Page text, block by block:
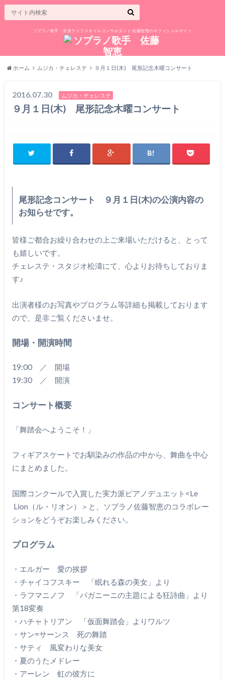
ソプラノ歌手・音楽ライフスタイルコンサルタント 佐藤智恵のオフィシャルサイト
ホーム ムジカ・チェレステ ９月１日(木) 尾形記念木曜コンサート
2016.07.30 ムジカ・チェレステ
９月１日(木) 尾形記念木曜コンサート
尾形記念コンサート ９月１日(木)の公演内容の
お知らせです。
皆様ご都合お繰り合わせの上ご来場いただけると、とって
も嬉しいです。
チェレステ・スタジオ松濤にて、心よりお待ちしておりま
す♪
出演者様のお写真やプログラム等詳細も掲載しております
ので、是非ご覧くださいませ。
開場・開演時間
19:00 ／ 開場
19:30 ／ 開演
コンサート概要
「舞踏会へようこそ！」
フィギアスケートでお馴染みの作品の中から、舞曲を中心
にまとめました。
国際コンクールで入賞した実力派ピアノデュエット<Le
Lion（ル・リオン）＞と、ソプラノ佐藤智恵のコラボレー
ションをどうぞお楽しみください。
プログラム
・エルガー 愛の挨拶
・チャイコフスキー 「眠れる森の美女」より
・ラフマニノフ 「パガニーニの主題による狂詩曲」より
第18変奏
・ハチャトリアン 「仮面舞踏会」よりワルツ
・サン=サーンス 死の舞踏
・サティ 風変わりな美女
・夏のうたメドレー
・アーレン 虹の彼方に